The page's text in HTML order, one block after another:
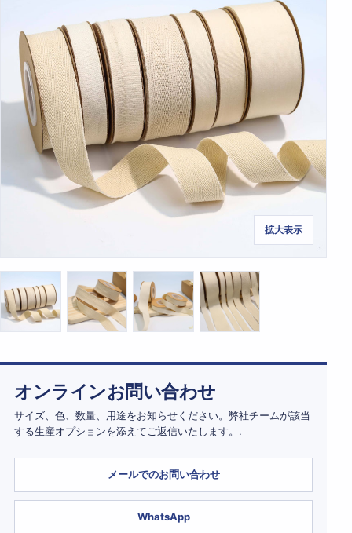
拡大表示
オンラインお問い合わせ
サイズ、色、数量、用途をお知らせください。弊社チームが該当
する生産オプションを添えてご返信いたします。.
メールでのお問い合わせ
WhatsApp